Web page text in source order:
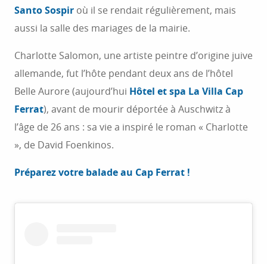
Santo Sospir où il se rendait régulièrement, mais
aussi la salle des mariages de la mairie.
Charlotte Salomon, une artiste peintre d’origine juive
allemande, fut l’hôte pendant deux ans de l’hôtel
Belle Aurore (aujourd’hui Hôtel et spa La Villa Cap
Ferrat), avant de mourir déportée à Auschwitz à
l’âge de 26 ans : sa vie a inspiré le roman « Charlotte
», de David Foenkinos.
Préparez votre balade au Cap Ferrat !